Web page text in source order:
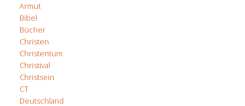
Armut
Bibel
Bücher
Christen
Christentum
Christival
Christsein
CT
Deutschland